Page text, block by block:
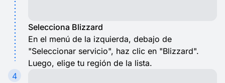
Selecciona Blizzard
En el menú de la izquierda, debajo de
"Seleccionar servicio", haz clic en "Blizzard".
Luego, elige tu región de la lista.
4